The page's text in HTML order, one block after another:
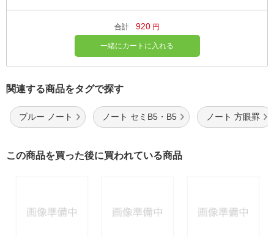
合計 920 円
一緒にカートに入れる
関連する商品をタグで探す
ブルー ノート ノート セミB5・B5 ノート 方眼罫
この商品を買った後に買われている商品